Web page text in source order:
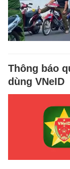
Thông báo
dùng VNeID